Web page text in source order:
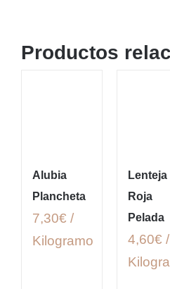
Productos
Alubia
Plancheta
7,30€ /
Kilogramo
Lenteja
Roja
Pelada
4,60€ /